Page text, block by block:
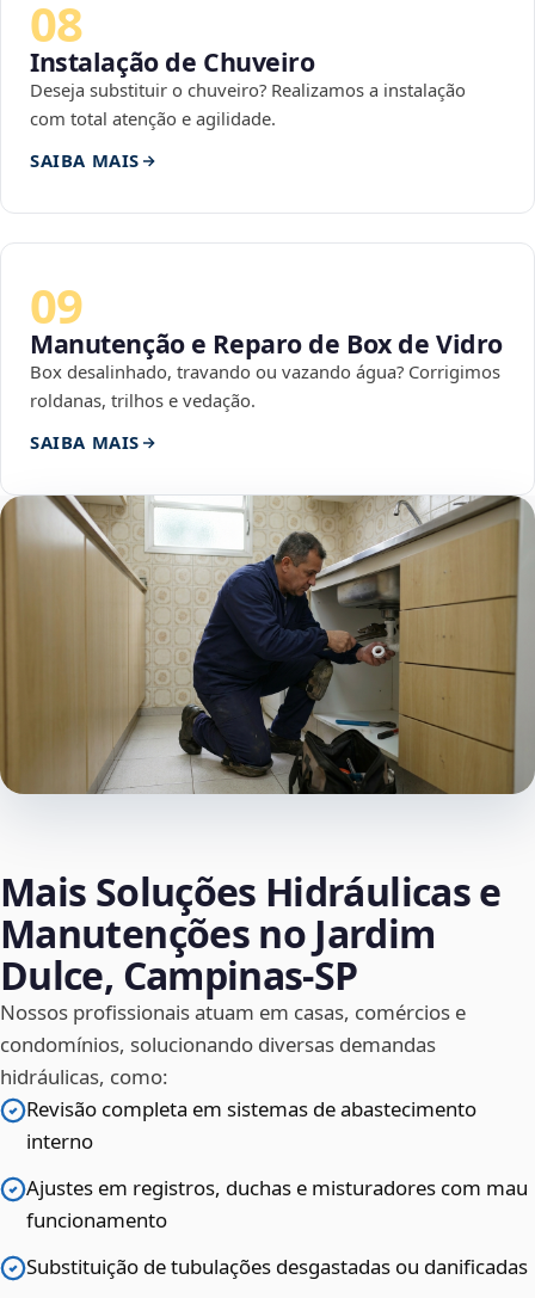
08
Instalação de Chuveiro
Deseja substituir o chuveiro? Realizamos a instalação
com total atenção e agilidade.
SAIBA MAIS
09
Manutenção e Reparo de Box de Vidro
Box desalinhado, travando ou vazando água? Corrigimos
roldanas, trilhos e vedação.
SAIBA MAIS
Mais Soluções Hidráulicas e
Manutenções no Jardim
Dulce, Campinas‑SP
Nossos profissionais atuam em casas, comércios e
condomínios, solucionando diversas demandas
hidráulicas, como:
Revisão completa em sistemas de abastecimento
interno
Ajustes em registros, duchas e misturadores com mau
funcionamento
Substituição de tubulações desgastadas ou danificadas